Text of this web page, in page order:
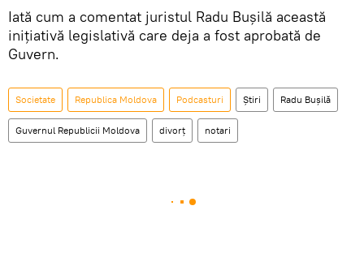
Iată cum a comentat juristul Radu Bușilă această
inițiativă legislativă care deja a fost aprobată de
Guvern.
Societate Republica Moldova Podcasturi Știri Radu Bușilă
Guvernul Republicii Moldova divorț notari